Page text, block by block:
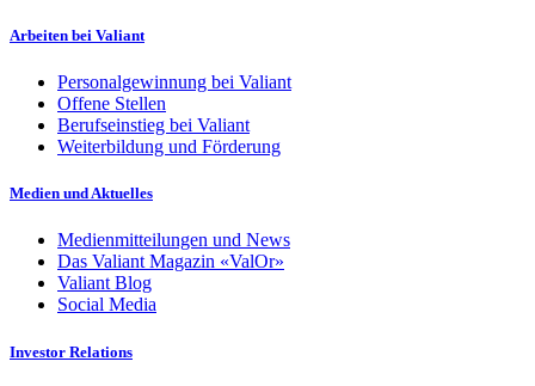
Arbeiten bei Valiant
Personalgewinnung bei Valiant
Offene Stellen
Berufseinstieg bei Valiant
Weiterbildung und Förderung
Medien und Aktuelles
Medienmitteilungen und News
Das Valiant Magazin «ValOr»
Valiant Blog
Social Media
Investor Relations